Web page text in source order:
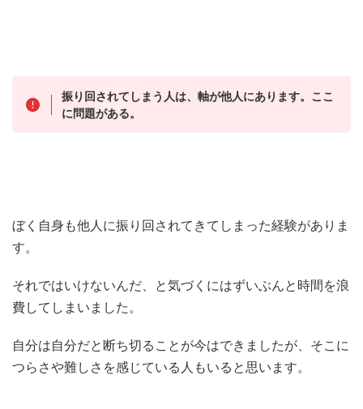
振り回されてしまう人は、軸が他人にあります。ここ
に問題がある。
ぼく自身も他人に振り回されてきてしまった経験がありま
す。
それではいけないんだ、と気づくにはずいぶんと時間を浪
費してしまいました。
自分は自分だと断ち切ることが今はできましたが、そこに
つらさや難しさを感じている人もいると思います。